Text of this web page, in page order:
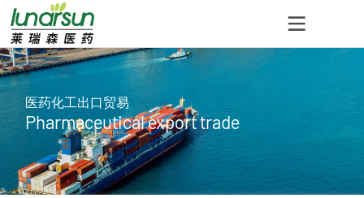
医药化工出口贸易
Pharmaceutical export trade